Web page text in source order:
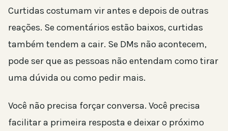
Curtidas costumam vir antes e depois de outras
reações. Se comentários estão baixos, curtidas
também tendem a cair. Se DMs não acontecem,
pode ser que as pessoas não entendam como tirar
uma dúvida ou como pedir mais.
Você não precisa forçar conversa. Você precisa
facilitar a primeira resposta e deixar o próximo